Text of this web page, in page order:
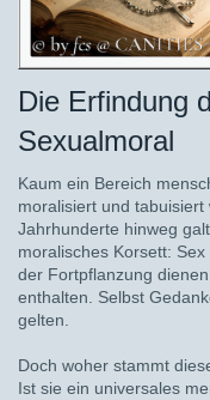
Die Erfindung
Sexualmoral
Kaum ein Bereich
moralisiert und
Jahrhunderte hinweg
moralisches Korsett:
der Fortpflanzung
enthalten. Selbst
gelten.
Doch woher stammt
Ist sie ein universales